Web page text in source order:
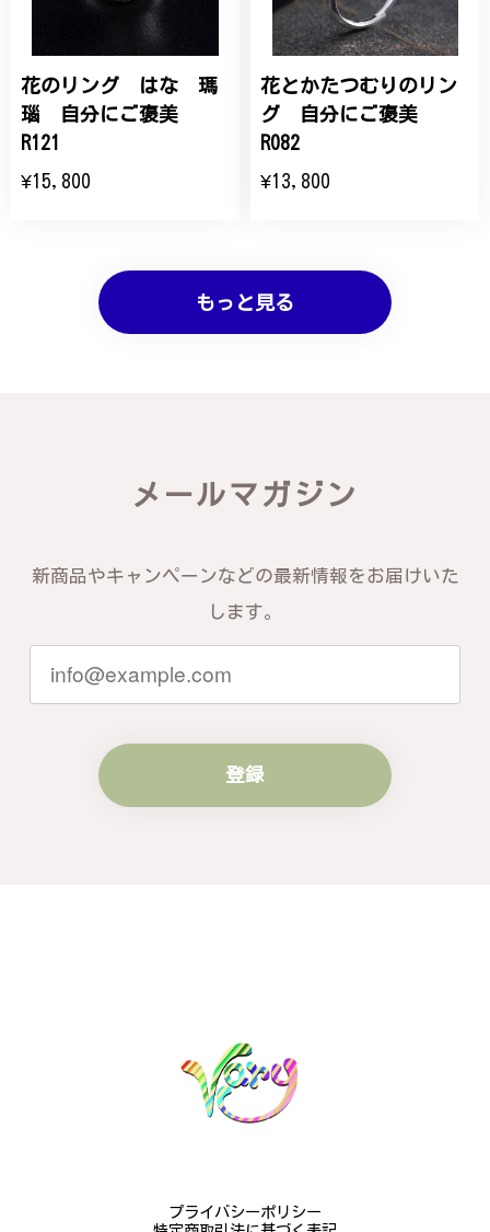
花のリング はな 瑪
瑙 自分にご褒美
R121
¥15,800
花とかたつむりのリン
グ 自分にご褒美
R082
¥13,800
もっと見る
メールマガジン
新商品やキャンペーンなどの最新情報をお届けいた
します。
登録
プライバシーポリシー